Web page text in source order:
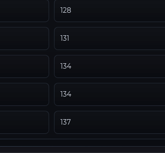
128
131
134
134
137